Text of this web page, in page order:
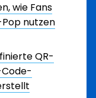
wie Fans
nutzen
QR-